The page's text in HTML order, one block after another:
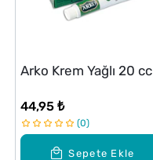
Sepete Ekle
Arko Krem Yağlı 20 cc
44,95 ₺
0